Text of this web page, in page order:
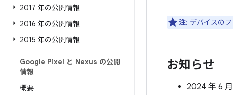
2017 年の公開情報
2016 年の公開情報
2015 年の公開情報
Google Pixel と Nexus の公開
情報
概要
注: デバイスの
お知らせ
2024 年 6